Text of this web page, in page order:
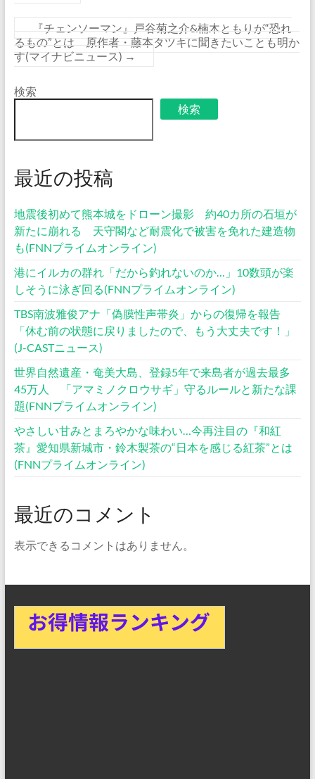
『チェンソーマン』戸谷菊之介&楠木ともりが“恐れ
るもの”とは 原作者・藤本タツキに聞きたいことも明か
す(マイナビニュース) →
検索
検索
最近の投稿
地震後初めて熊本城をドローン撮影 約40カ所の石垣が
新たに崩れる 天守閣など耐震化で被害を免れた建造物
も(FNNプライムオンライン)
港にイルカの群れ「だから釣れないのか…」10数頭が楽
しそうに泳ぎ回る(FNNプライムオンライン)
TBS南波雅俊アナ「偽膜性声帯炎」からの復帰を報告
「休む前の状態に戻りましたので、もう大丈夫です！」
(J-CASTニュース)
世界自然遺産・奄美大島、登録5年で来島者が過去最多
45万人 「アマミノクロウサギ」守るルールと新たな課
題(FNNプライムオンライン)
やさしい甘みとまろやかな味わい…今再注目の『和紅
茶』愛知県新城市・鈴木製茶の“日本を感じる紅茶”とは
(FNNプライムオンライン)
最近のコメント
表示できるコメントはありません。